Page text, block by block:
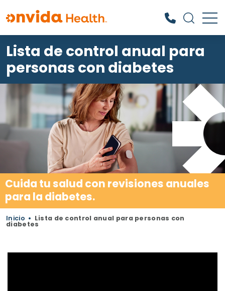
¿Qué podemos ayudarle a
encontrar?
Lista de control anual para
personas con diabetes
Cuida tu salud con revisiones anuales
para la diabetes.
Inicio • Lista de control anual para personas con
diabetes